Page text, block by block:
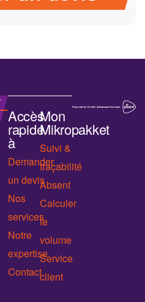
Accès
rapide
à
Demander
un devis
Nos
services
Notre
expertise
Contact
Mon
Mikropakket
Suivi &
traçabilité
Absent
Calculer
le
volume
Service
client